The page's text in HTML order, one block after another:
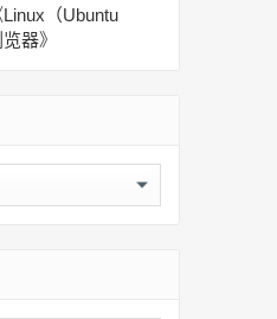
Linux（Ubuntu
览器》